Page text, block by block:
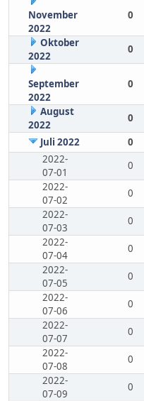
November
2022
0
Oktober
2022
0
September
2022
0
August
2022
0
Juli 2022
0
2022-
07-01
0
2022-
07-02
0
2022-
07-03
0
2022-
07-04
0
2022-
07-05
0
2022-
07-06
0
2022-
07-07
0
2022-
07-08
0
2022-
07-09
0